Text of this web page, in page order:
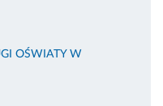
OŚWIATY W